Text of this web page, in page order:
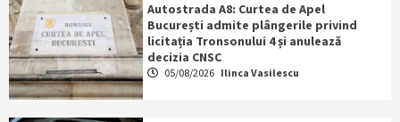
Autostrada A8: Curtea de Apel
București admite plângerile privind
licitația Tronsonului 4 și anulează
decizia CNSC
05/08/2026 Ilinca Vasilescu